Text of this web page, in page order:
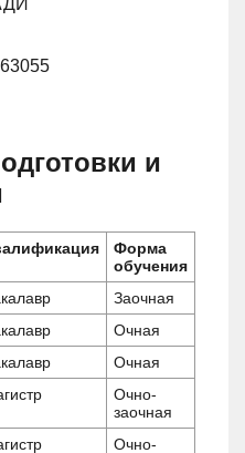
и
Форма
обучения
Заочная
Очная
Очная
Очно-
заочная
Очно-